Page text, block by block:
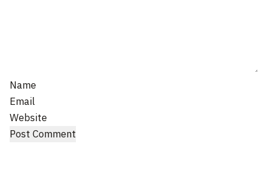
Name
Email
Website